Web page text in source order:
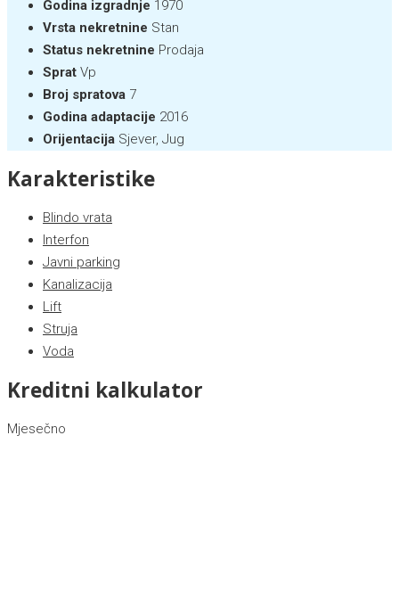
Godina izgradnje 1970
Vrsta nekretnine Stan
Status nekretnine Prodaja
Sprat Vp
Broj spratova 7
Godina adaptacije 2016
Orijentacija Sjever, Jug
Karakteristike
Blindo vrata
Interfon
Javni parking
Kanalizacija
Lift
Struja
Voda
Kreditni kalkulator
Mjesečno